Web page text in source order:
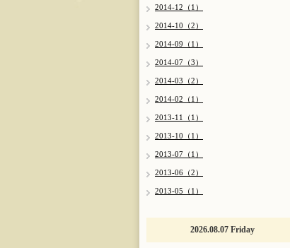
2014-12（1）
2014-10（2）
2014-09（1）
2014-07（3）
2014-03（2）
2014-02（1）
2013-11（1）
2013-10（1）
2013-07（1）
2013-06（2）
2013-05（1）
2026.08.07 Friday